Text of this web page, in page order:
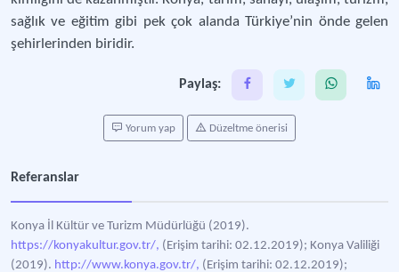
sağlık ve eğitim gibi pek çok alanda Türkiye’nin önde gelen
şehirlerinden biridir.
Paylaş:
Yorum yap Düzeltme önerisi
Referanslar
Konya İl Kültür ve Turizm Müdürlüğü (2019).
https://konyakultur.gov.tr/, (Erişim tarihi: 02.12.2019); Konya Valiliği
(2019). http://www.konya.gov.tr/, (Erişim tarihi: 02.12.2019);